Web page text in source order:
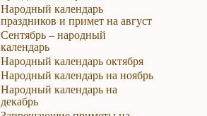
Народный календарь
праздников и примет на август
Сентябрь – народный
календарь
Народный календарь октября
Народный календарь на ноябрь
Народный календарь на
декабрь